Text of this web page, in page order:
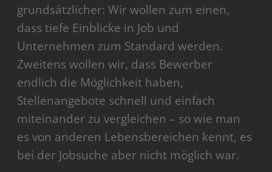
Akzeptieren
powered byUsercentrics Consent Management
Platform
grundsätzlicher: Wir wollen zum einen,
dass tiefe Einblicke in Job und
Unternehmen zum Standard werden.
Zweitens wollen wir, dass Bewerber
endlich die Möglichkeit haben,
Stellenangebote schnell und einfach
miteinander zu vergleichen – so wie man
es von anderen Lebensbereichen kennt, es
bei der Jobsuche aber nicht möglich war.